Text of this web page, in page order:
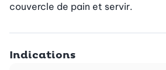
couvercle de pain et servir.
Indications